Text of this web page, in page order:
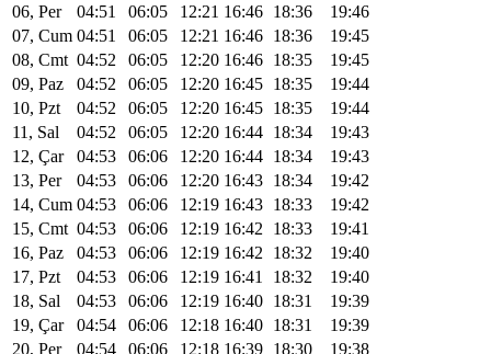
06, Per
04:51 06:05 12:21 16:46 18:36
19:46
07, Cum 04:51 06:05 12:21 16:46 18:36
19:45
08, Cmt 04:52 06:05 12:20 16:46 18:35
19:45
09, Paz
04:52 06:05 12:20 16:45 18:35
19:44
10, Pzt
04:52 06:05 12:20 16:45 18:35
19:44
11, Sal
04:52 06:05 12:20 16:44 18:34
19:43
12, Çar
04:53 06:06 12:20 16:44 18:34
19:43
13, Per
04:53 06:06 12:20 16:43 18:34
19:42
14, Cum 04:53 06:06 12:19 16:43 18:33
19:42
15, Cmt 04:53 06:06 12:19 16:42 18:33
19:41
16, Paz
04:53 06:06 12:19 16:42 18:32
19:40
17, Pzt
04:53 06:06 12:19 16:41 18:32
19:40
18, Sal
04:53 06:06 12:19 16:40 18:31
19:39
19, Çar
04:54 06:06 12:18 16:40 18:31
19:39
20, Per
04:54 06:06 12:18 16:39 18:30 19:38